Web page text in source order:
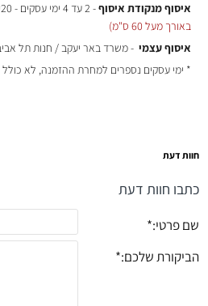
איסוף מנקודת איסוף- 2 עד 4 ימי עסקים - ₪20
באורך מעל 60 ס"מ)
איסוף עצמי - משרד באר יעקב / חנות תל אביב, 1 - 4 ימי עסקים -
* ימי עסקים נספרים למחרת ההזמנה, לא כולל
חוות דעת
כתבו חוות דעת
שם פרטי:
הביקורת שלכם: